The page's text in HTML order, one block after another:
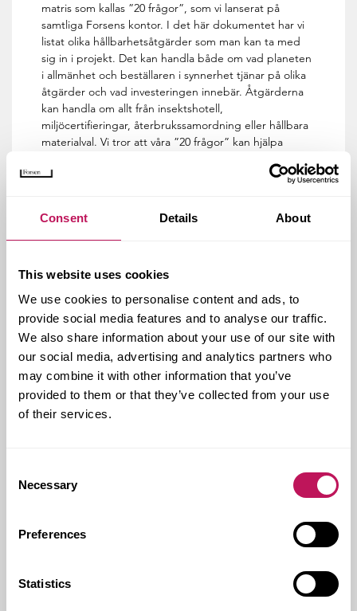
Consent Details About
This website uses cookies
We use cookies to personalise content and ads, to
provide social media features and to analyse our traffic.
We also share information about your use of our site with
our social media, advertising and analytics partners who
may combine it with other information that you’ve
provided to them or that they’ve collected from your use
of their services.
Selection
Necessary
Preferences
Statistics
matris som kallas ”20 frågor”, som vi lanserat på
samtliga Forsens kontor. I det här dokumentet har vi
listat olika hållbarhetsåtgärder som man kan ta med
sig in i projekt. Det kan handla både om vad planeten
i allmänhet och beställaren i synnerhet tjänar på olika
åtgärder och vad investeringen innebär. Åtgärderna
kan handla om allt från insektshotell,
miljöcertifieringar, återbrukssamordning eller hållbara
materialval. Vi tror att våra ”20 frågor” kan hjälpa
bekväma med att lyfta frågor om hållbarhet och på så
vi ”Gröna träd” och innebär att våra uppdrag liknas
desto grönare blir trädet.
Till det kommer internutbildningen ”Hur man blir en
mer hållbar projektledare och byggledare” och vi
lyfter ständigt frågan om hållbarhet på möten och i
många andra diskussioner. Ett exempel är att vi två
gånger i månaden, på våra morgonmöten, visar på
goda exempel från projekt som vi kan dra lärdomar av
Forsens mål om att bli klimatneutrala 2035 för ögonen.
På vägen dit är det en självklarhet för oss att vara en
utvecklingen åt rätt håll. Och hela tiden öka takten.
Att alla inte kan göra allt men att alla kan göra något